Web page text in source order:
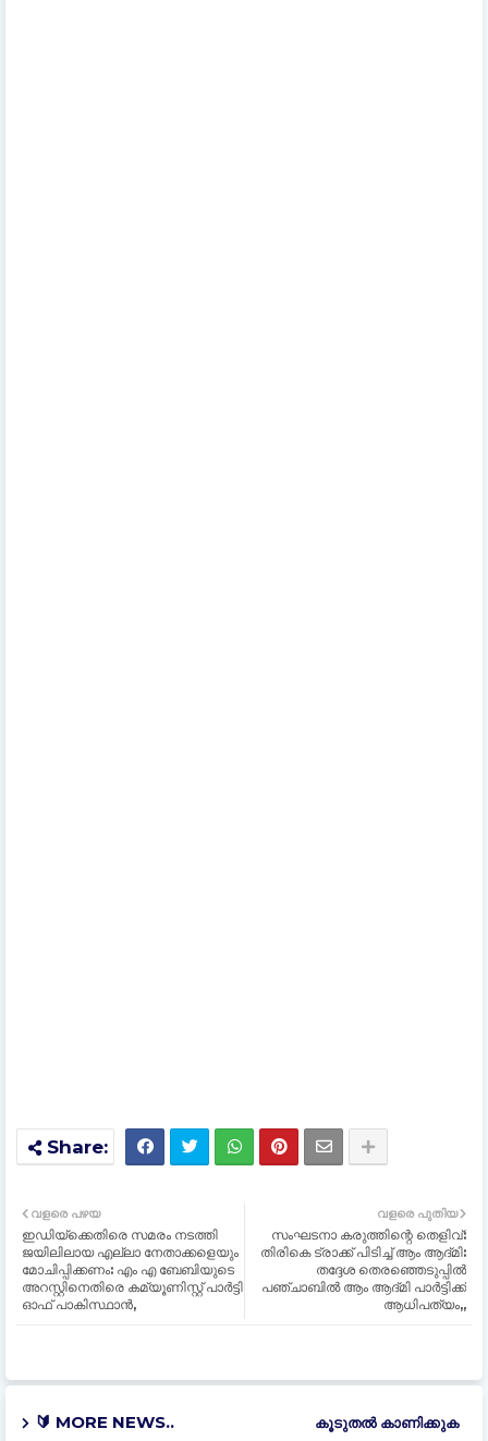
വളരെ പുതിയ
സംഘടനാ കരുത്തിന്റെ തെളിവ്:
തിരികെ ട്രാക്ക് പിടിച്ച് ആം ആദ്‌മി:
തദ്ദേശ തെരഞ്ഞെടുപ്പില്‍
പഞ്ചാബില്‍ ആം ആദ്‌മി പാര്‍ട്ടിക്ക്
ആധിപത്യം,,
വളരെ പഴയ
ഇഡിയ്‌ക്കെതിരെ സമരം നടത്തി
ജയിലിലായ എല്ലാ നേതാക്കളെയും
മോചിപ്പിക്കണം: എം എ ബേബിയുടെ
അറസ്റ്റിനെതിരെ കമ്യൂണിസ്റ്റ് പാര്‍ട്ടി
ഓഫ് പാകിസ്ഥാൻ,
🔰 MORE NEWS.. കൂടുതൽ‍ കാണിക്കുക